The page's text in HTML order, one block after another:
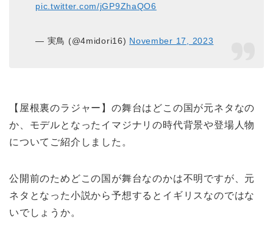
pic.twitter.com/jGP9ZhaQO6
— 実鳥 (@4midori16) November 17, 2023
【屋根裏のラジャー】の舞台はどこの国が元ネタなの
か、モデルとなったイマジナリの時代背景や登場人物
についてご紹介しました。
公開前のためどこの国が舞台なのかは不明ですが、元
ネタとなった小説から予想するとイギリスなのではな
いでしょうか。